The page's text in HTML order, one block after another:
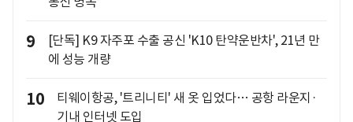
9
[단독] K9 자주포 수출 공신 'K10 탄약운반차', 21년 만
에 성능 개량
10
티웨이항공, '트리니티' 새 옷 입었다… 공항 라운지·
기내 인터넷 도입